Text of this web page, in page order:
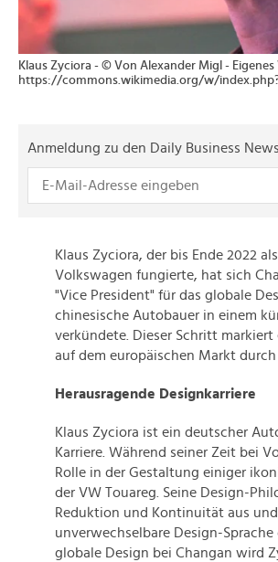
Klaus Zyciora - © Von Alexander Migl - Eigenes
https://commons.wikimedia.org/w/
Anmeldung zu den Daily Business News
Klaus Zyciora, der bis Ende 2022
Volkswagen fungierte, hat sich
"Vice President" für das globale
chinesische Autobauer in einem
verkündete. Dieser Schritt
auf dem europäischen Markt
Herausragende Designkarriere
Klaus Zyciora ist ein deutscher
Karriere. Während seiner Zeit bei
Rolle in der Gestaltung einiger
der VW Touareg. Seine Design-
Reduktion und Kontinuität aus
unverwechselbare Design-
globale Design bei Changan wird